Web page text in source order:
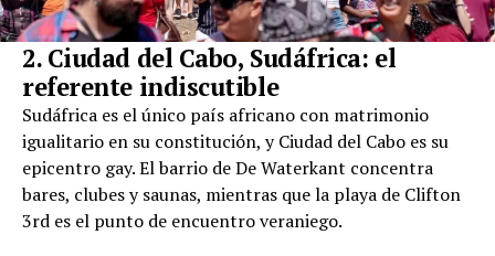
2. Ciudad del Cabo, Sudáfrica: el
referente indiscutible
Sudáfrica es el único país africano con matrimonio
igualitario en su constitución, y Ciudad del Cabo es su
epicentro gay. El barrio de De Waterkant concentra
bares, clubes y saunas, mientras que la playa de Clifton
3rd es el punto de encuentro veraniego.